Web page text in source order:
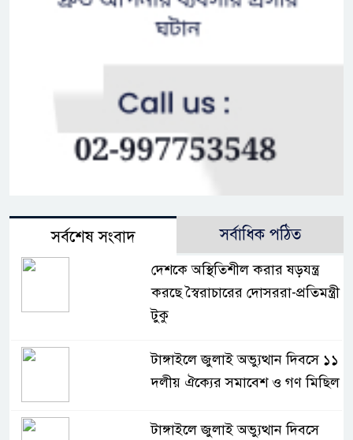
সর্বশেষ সংবাদ সর্বাধিক পঠিত
দেশকে অস্থিতিশীল করার ষড়যন্ত্র
করছে স্বৈরাচারের দোসররা-প্রতিমন্ত্রী
টুকু
টাঙ্গাইলে জুলাই অভ্যুত্থান দিবসে ১১
দলীয় ঐক্যের সমাবেশ ও গণ মিছিল
টাঙ্গাইলে জুলাই অভ্যুত্থান দিবসে